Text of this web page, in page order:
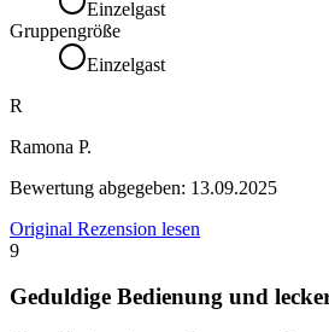
Einzelgast
Gruppengröße
Einzelgast
R
Ramona P.
Bewertung abgegeben: 13.09.2025
Original Rezension lesen
9
Geduldige Bedienung und